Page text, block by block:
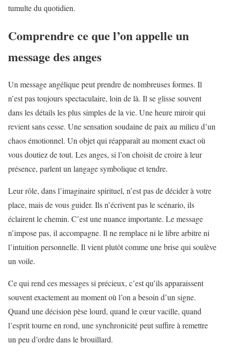
tumulte du quotidien.
Comprendre ce que l’on appelle un
message des anges
Un message angélique peut prendre de nombreuses formes. Il
n’est pas toujours spectaculaire, loin de là. Il se glisse souvent
dans les détails les plus simples de la vie. Une heure miroir qui
revient sans cesse. Une sensation soudaine de paix au milieu d’un
chaos émotionnel. Un objet qui réapparaît au moment exact où
vous doutiez de tout. Les anges, si l’on choisit de croire à leur
présence, parlent un langage symbolique et tendre.
Leur rôle, dans l’imaginaire spirituel, n’est pas de décider à votre
place, mais de vous guider. Ils n’écrivent pas le scénario, ils
éclairent le chemin. C’est une nuance importante. Le message
n’impose pas, il accompagne. Il ne remplace ni le libre arbitre ni
l’intuition personnelle. Il vient plutôt comme une brise qui soulève
un voile.
Ce qui rend ces messages si précieux, c’est qu’ils apparaissent
souvent exactement au moment où l’on a besoin d’un signe.
Quand une décision pèse lourd, quand le cœur vacille, quand
l’esprit tourne en rond, une synchronicité peut suffire à remettre
un peu d’ordre dans le brouillard.